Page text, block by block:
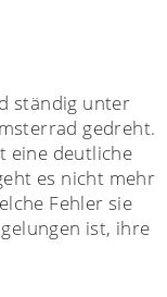
ständig unter
gedreht.
eine deutliche
es nicht mehr
Fehler sie
ist, ihre